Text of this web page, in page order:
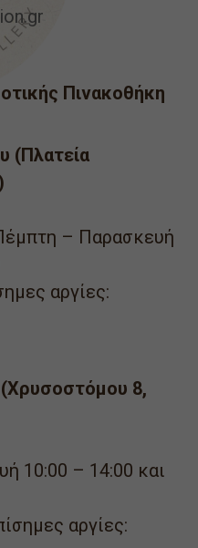
Πινακοθήκη
(Πλατεία
– Παρασκευή
αργίες:
8,
10:00 – 14:00 και
αργίες: